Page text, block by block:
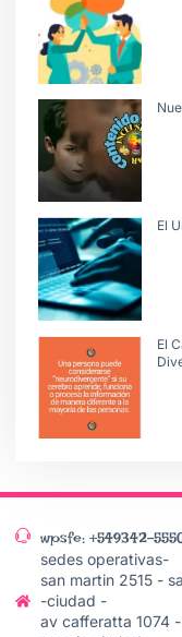
El
El
wpsfe: +549342-
sedes operativas-
san martin 2515 -
-ciudad -
av cafferatta 1074 -